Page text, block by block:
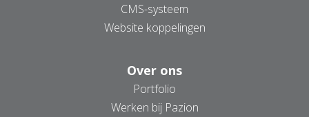
CMS-systeem
Website koppelingen
Over ons
Portfolio
Werken bij Pazion